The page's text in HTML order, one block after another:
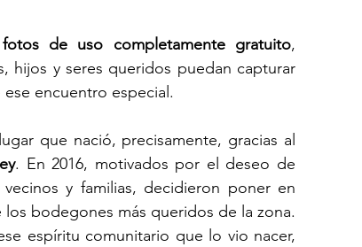
de uso completamente gratuito,
hijos y seres queridos puedan capturar
encuentro especial.
que nació, precisamente, gracias al
. En 2016, motivados por el deseo de
y familias, decidieron poner en
bodegones más queridos de la zona.
espíritu comunitario que lo vio nacer,